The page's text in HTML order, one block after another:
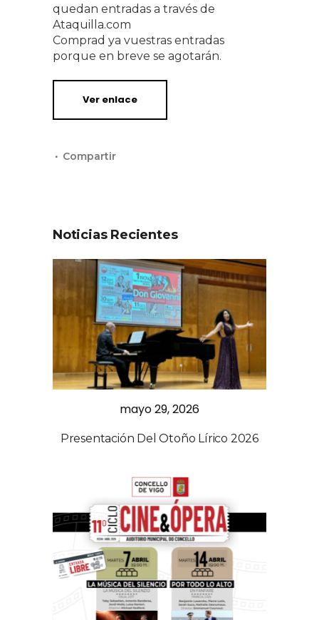
quedan entradas a través de
Ataquilla.com
Comprad ya vuestras entradas
porque en breve se agotarán.
Ver enlace
Noticias Recientes
mayo 29, 2026
Presentación Del Otoño Lírico 2026